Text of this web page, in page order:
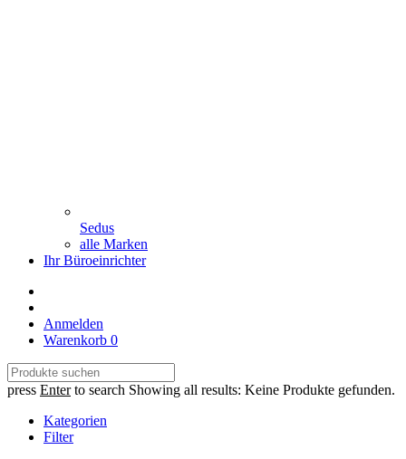
Sedus
alle Marken
Ihr Büroeinrichter
Anmelden
Warenkorb 0
press Enterto search Showing all results: Keine Produkte gefunden.
Kategorien
Filter